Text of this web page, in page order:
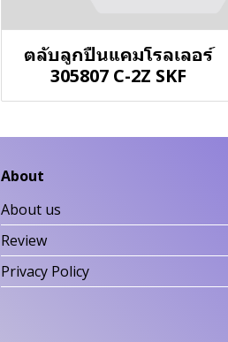
ตลับลูกปืนแคมโรลเลอร์
305807 C-2Z SKF
About
About us
Review
Privacy Policy